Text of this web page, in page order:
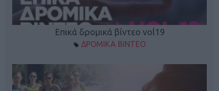
Επικά δρομικά βίντεο vol19
ΔΡΟΜΙΚΑ ΒΙΝΤΕΟ